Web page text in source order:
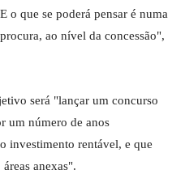
o que se poderá pensar é numa
ao nível da concessão",
será "lançar um concurso
um número de anos
investimento rentável, e que
anexas".